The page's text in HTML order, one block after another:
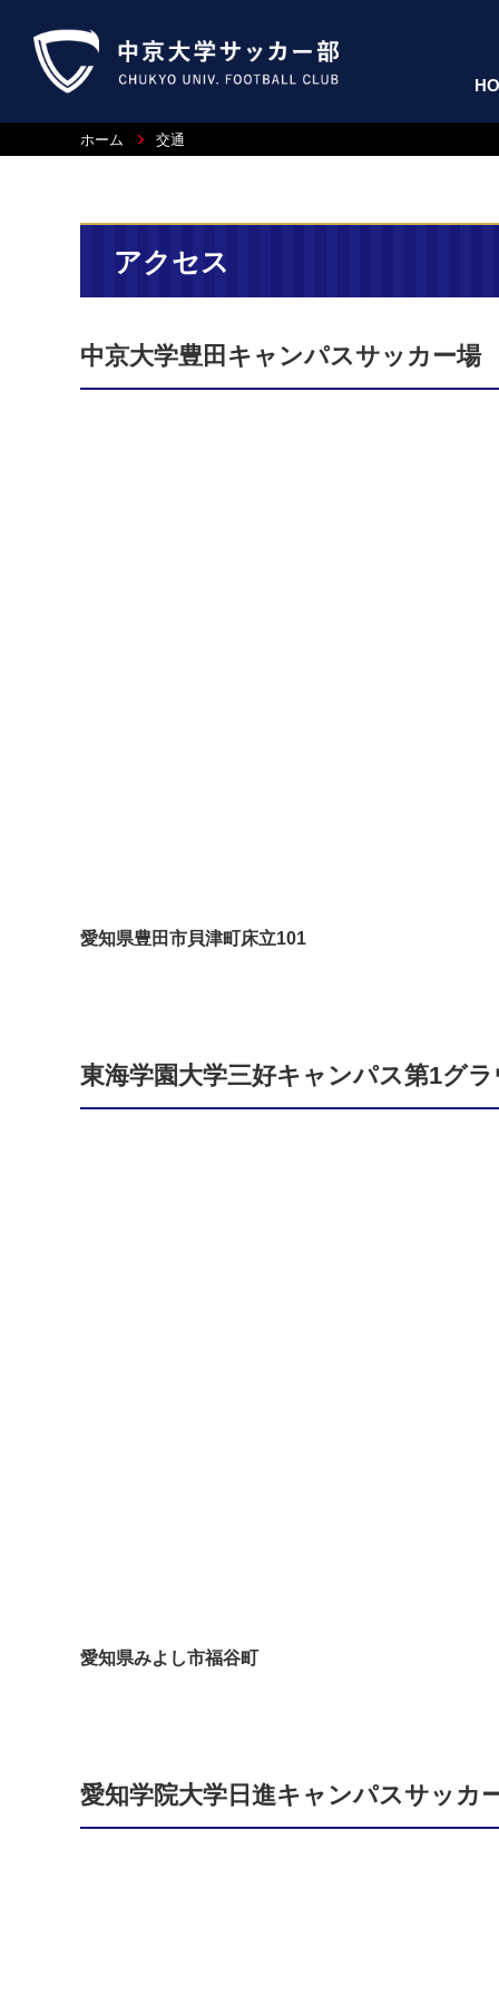
ホーム 交通
アクセス
中京大学豊田キャンパスサッカー場
愛知県豊田市貝津町床立101
東海学園大学三好キャンパス第1グ
愛知県みよし市福谷町
愛知学院大学日進キャンパスサッカ